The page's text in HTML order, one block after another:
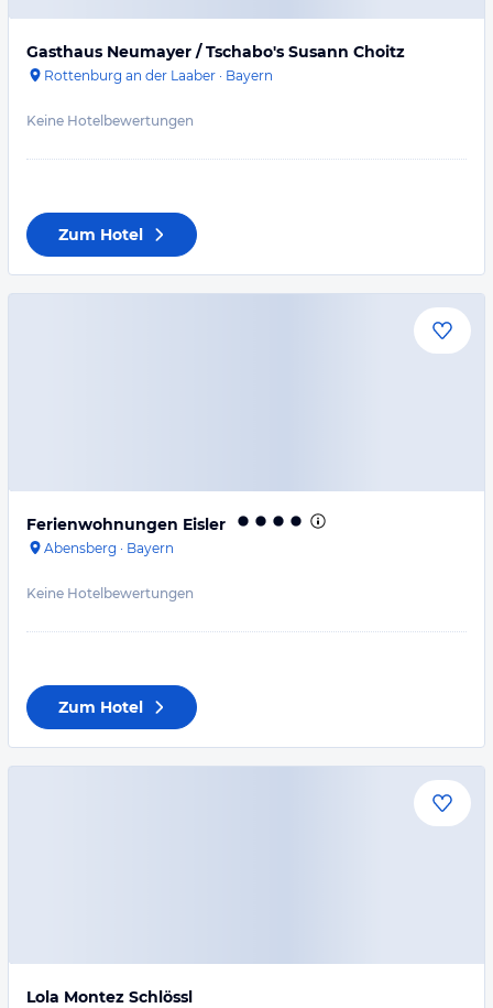
Gasthaus Neumayer / Tschabo's Susann Choitz
Rottenburg an der Laaber · Bayern
Keine Hotelbewertungen
Zum Hotel
Ferienwohnungen Eisler
Abensberg · Bayern
Keine Hotelbewertungen
Zum Hotel
Lola Montez Schlössl